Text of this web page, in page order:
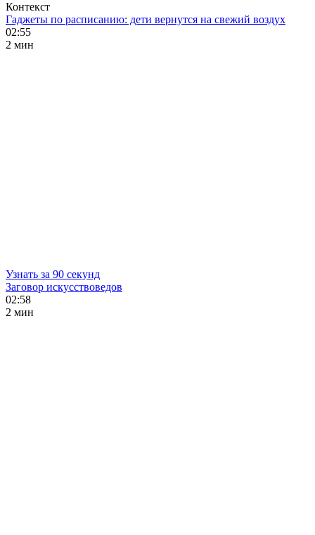
Контекст
Гаджеты по расписанию: дети вернутся на свежий воздух
02:55
2 мин
Узнать за 90 секунд
Заговор искусствоведов
02:58
2 мин